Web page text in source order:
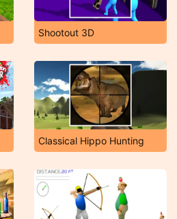
Shootout 3D
Classical Hippo Hunting